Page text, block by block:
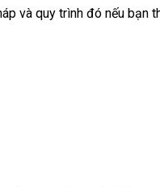
và quy trình đó nếu bạn